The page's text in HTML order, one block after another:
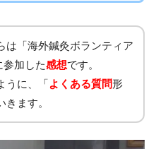
は「海外鍼灸ボランティア
参加した感想です。
うに、「よくある質問形
ます。